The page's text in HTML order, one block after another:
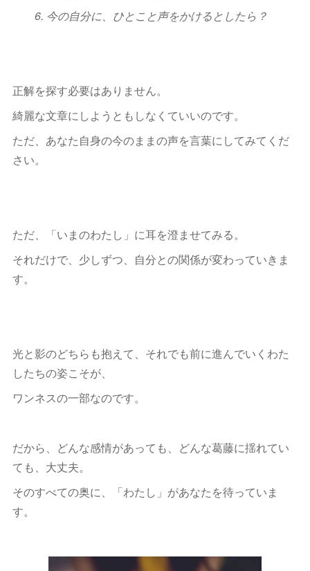
6. 今の自分に、ひとこと声をかけるとしたら？
正解を探す必要はありません。
綺麗な文章にしようともしなくていいのです。
ただ、あなた自身の今のままの声を言葉にしてみてくだ
さい。
ただ、「いまのわたし」に耳を澄ませてみる。
それだけで、少しずつ、自分との関係が変わっていきま
す。
光と影のどちらも抱えて、それでも前に進んでいくわた
したちの姿こそが、
ワンネスの一部なのです。
だから、どんな感情があっても、どんな葛藤に揺れてい
ても、大丈夫。
そのすべての奥に、「わたし」があなたを待っていま
す。